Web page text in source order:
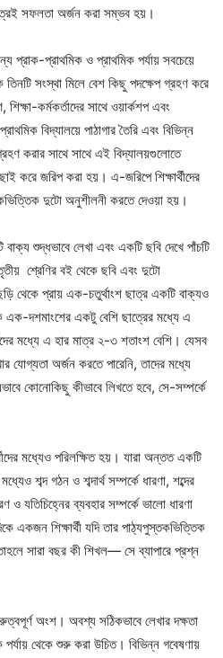
সফলতা অর্জন করা সম্ভব হয়।
প্রাক-প্রাথমিক ও প্রাথমিক পর্যায় সবচেয়ে
সংস্থা মিলে বেশ কিছু পদক্ষেপ গ্রহণ করে
কর্মকর্তাদের সাথে ওয়ার্কশপ এবং
বিদ্যালয়ে পাঠাগার তৈরি এবং বিভিন্ন
করার সাথে সাথে এই বিদ্যালয়গুলোতে
করে জরিপ করা হয়। এ-জরিপে শিক্ষার্থীদের
দুটো অনুশীলনী করতে দেওয়া হয়।
শুদ্ধভাবে লেখা এবং একটি ছবি দেখে পাঁচটি
শ্রেণির বই থেকে ছবি এবং দুটো
থেকে প্রায় এক-চতুর্থাংশ ছাত্র একটি বাক্যও
এক-দশমাংশের একটু বেশি ছাত্রের মধ্যে এ
মধ্যে এ হার মাত্র ২-৩ শতাংশ বেশি। যেসব
যোগ্যতা অর্জন করতে পারেনি, তাদের মধ্যে
কোনোকিছু কীভাবে লিখতে হবে, সে-সম্পর্কে
মধ্যেও পরিলক্ষিত হয়। যারা অন্তত একটি
শব্দ গঠন ও শব্দার্থ সম্পর্কে ধারণা, শব্দের
ও যতিচিহ্নের ব্যবহার সম্পর্কে ভালো ধারণা
একজন শিক্ষার্থী যদি তার পাঠ্যপুস্তকভিত্তিক
সারা বছর কী শিখল— সে ব্যাপারে প্রশ্ন
অংশ। অবশ্য সঠিকভাবে লেখার দক্ষতা
পর্যায় থেকে শুরু করা উচিত। বিভিন্ন গবেষণায়